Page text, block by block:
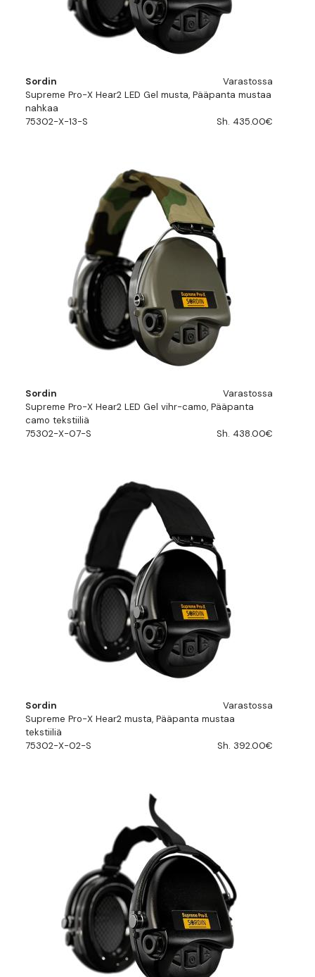
Sordin
Varastossa
Supreme Pro-X Hear2 LED Gel musta, Pääpanta mustaa
nahkaa
75302-X-13-S
Sh. 435.00€
Sordin
Varastossa
Supreme Pro-X Hear2 LED Gel vihr-camo, Pääpanta
camo tekstiiliä
75302-X-07-S
Sh. 438.00€
Sordin
Varastossa
Supreme Pro-X Hear2 musta, Pääpanta mustaa
tekstiiliä
75302-X-02-S
Sh. 392.00€